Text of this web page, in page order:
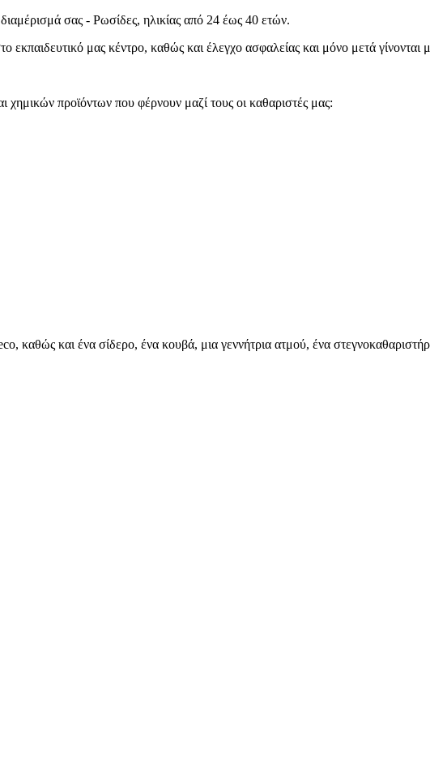
σας - Ρωσίδες, ηλικίας από 24 έως 40 ετών.
εκπαιδευτικό μας κέντρο, καθώς και έλεγχο ασφαλείας και μόνο μετά
χημικών προϊόντων που φέρνουν μαζί τους οι καθαριστές μας:
καθώς και ένα σίδερο, ένα κουβά, μια γεννήτρια ατμού, ένα